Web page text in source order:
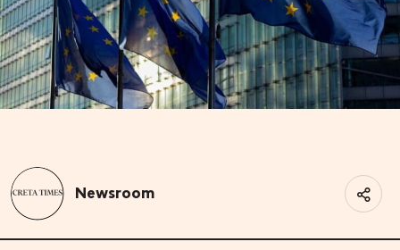
Newsroom